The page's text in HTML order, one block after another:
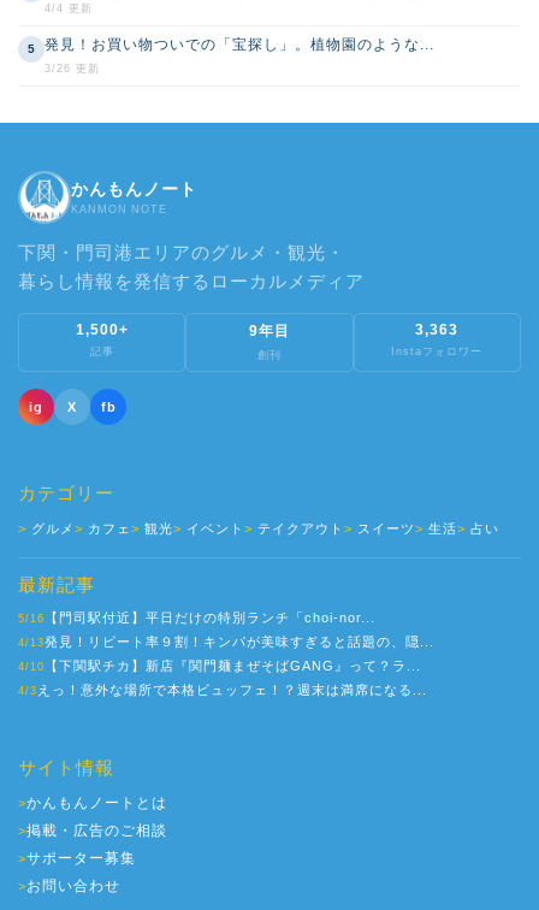
4/4 更新
5 発見！お買い物ついでの「宝探し」。植物園のような...
3/26 更新
かんもんノート
KANMON NOTE
下関・門司港エリアのグルメ・観光・
暮らし情報を発信するローカルメディア
1,500+
記事
9年目
創刊
3,363
Instaフォロワー
ig X fb
カテゴリー
グルメ カフェ 観光 イベント テイクアウト スイーツ 生活 占い
最新記事
5/16 【門司駅付近】平日だけの特別ランチ「choi-nor...
4/13発見！リピート率９割！キンパが美味すぎると話題の、隠...
4/10 【下関駅チカ】新店『関門麺まぜそばGANG』って？ラ...
4/3 えっ！意外な場所で本格ビュッフェ！？週末は満席になる...
サイト情報
>かんもんノートとは
>掲載・広告のご相談
>サポーター募集
>お問い合わせ